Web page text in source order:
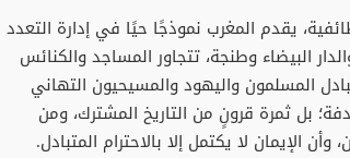
يقدم المغرب نموذجًا حيًا في إدارة التعدد
البيضاء وطنجة، تتجاور المساجد والكنائس
المسلمون واليهود والمسيحيون التهاني
بل ثمرة قرونٍ من التاريخ المشترك، ومن
الإيمان لا يكتمل إلا بالاحترام المتبادل.